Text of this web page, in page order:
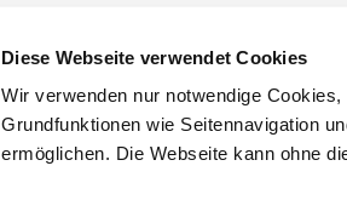
Diese Webseite verwendet Cookies
Wir verwenden nur notwendige
Grundfunktionen wie Seitennavigation
ermöglichen. Die Webseite kann ohne